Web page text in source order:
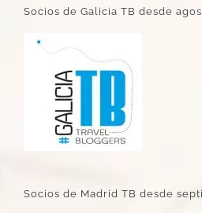
Socios de Galicia TB desde
Socios de Madrid TB desde